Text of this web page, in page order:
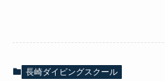
長崎ダイビングスクール